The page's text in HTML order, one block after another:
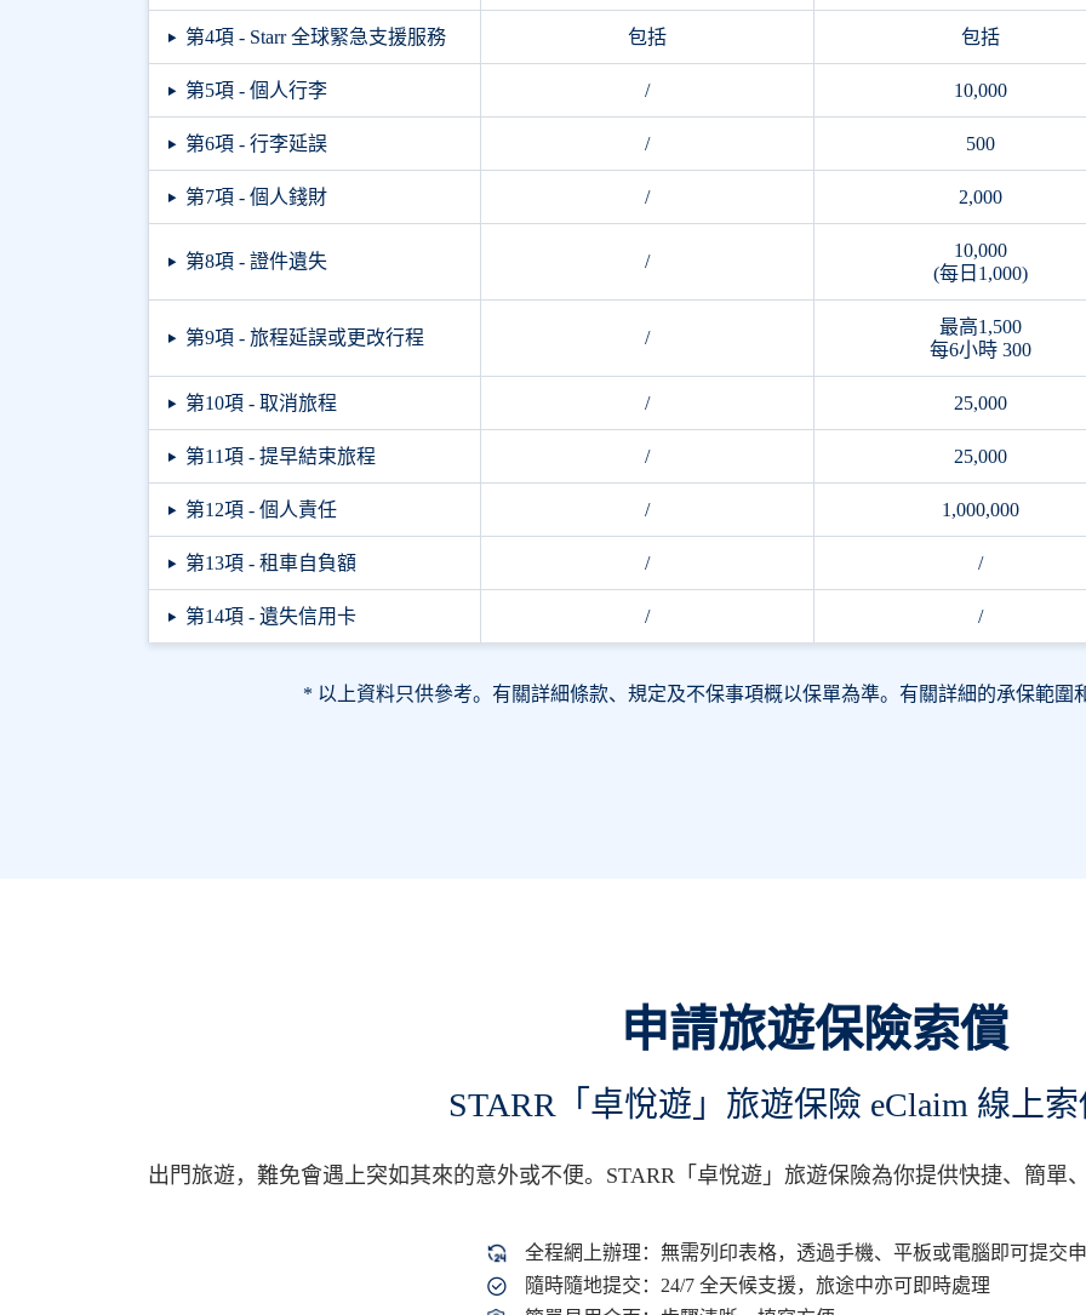
第4項 - Starr 全球緊急支援服務 包括 包括
第5項 - 個人行李 / 10,000
第6項 - 行李延誤 / 500
第7項 - 個人錢財 / 2,000
第8項 - 證件遺失 /
10,000
(每日1,000)
第9項 - 旅程延誤或更改行程 /
最高1,500
每6小時 300
第10項 - 取消旅程 / 25,000
第11項 - 提早結束旅程 / 25,000
第12項 - 個人責任 / 1,000,000
第13項 - 租車自負額 / /
第14項 - 遺失信用卡 / /
* 以上資料只供參考。有關詳細條款、規定及不保事項概以保單為準。有關詳細的承保範圍
申請旅遊保險索償
STARR「卓悅遊」旅遊保險 eClaim 線上
出門旅遊，難免會遇上突如其來的意外或不便。STARR「卓悅遊」旅遊保險為你提供快捷、簡單
全程網上辦理：無需列印表格，透過手機、平板或電腦即可提交
隨時隨地提交：24/7 全天候支援，旅途中亦可即時處理